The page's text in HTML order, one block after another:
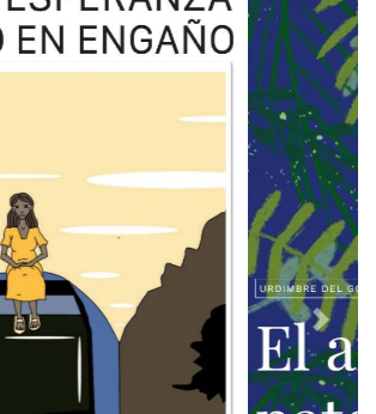
Next